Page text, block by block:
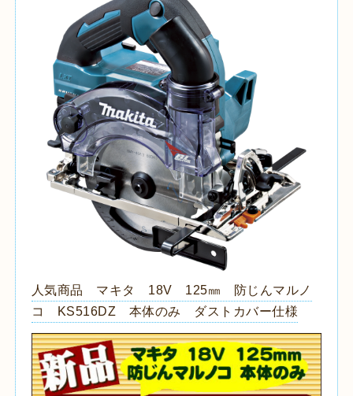
人気商品 マキタ 18V 125㎜ 防じんマルノ
コ KS516DZ 本体のみ ダストカバー仕様